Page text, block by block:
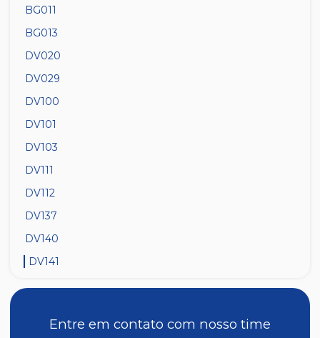
BG011
BG013
DV020
DV029
DV100
DV101
DV103
DV111
DV112
DV137
DV140
DV141
Entre em contato com nosso time